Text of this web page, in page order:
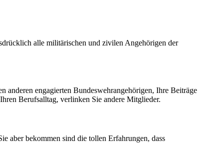
alle militärischen und zivilen Angehörigen der
engagierten Bundeswehrangehörigen, Ihre Beiträge
Berufsalltag, verlinken Sie andere Mitglieder.
aber bekommen sind die tollen Erfahrungen, dass